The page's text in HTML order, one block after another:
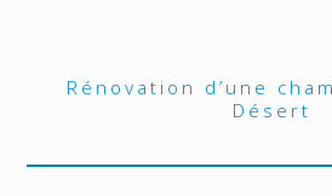
Rénovation d’une
Désert